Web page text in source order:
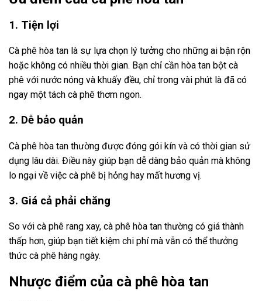
1. Tiện lợi
Cà phê hòa tan là sự lựa chọn lý tưởng cho những ai bận rộn
hoặc không có nhiều thời gian. Bạn chỉ cần hòa tan bột cà
phê với nước nóng và khuấy đều, chỉ trong vài phút là đã có
ngay một tách cà phê thơm ngon.
2. Dễ bảo quản
Cà phê hòa tan thường được đóng gói kín và có thời gian sử
dụng lâu dài. Điều này giúp bạn dễ dàng bảo quản mà không
lo ngại về việc cà phê bị hỏng hay mất hương vị.
3. Giá cả phải chăng
So với cà phê rang xay, cà phê hòa tan thường có giá thành
thấp hơn, giúp bạn tiết kiệm chi phí mà vẫn có thể thưởng
thức cà phê hàng ngày.
Nhược điểm của cà phê hòa tan